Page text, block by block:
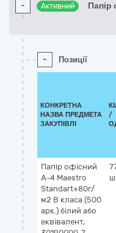
- Активний Папір
- Позиції
КОНКРЕТНА
НАЗВА ПРЕДМЕТА
ЗАКУПІВЛІ
/
Папір офісний
А-4 Maestro
Standart+80г/
м2 В класа (500
арк.) білий або
еквівалент,